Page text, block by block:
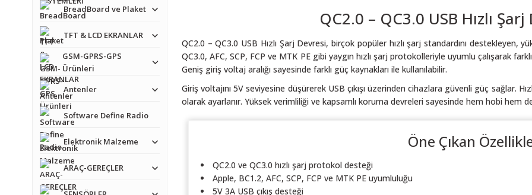
BreadBoard ve Plaket
TFT & LCD EKRANLAR
GSM-GPRS-GPS
Ürünleri
Antenler
Software Define Radio
Elektronik Malzeme
ARAÇ-GEREÇLER
QC2.0 – QC3.0 USB Hızlı
QC2.0 – QC3.0 USB Hızlı Şarj Devresi, birçok popüler hızlı şarj standardını
QC3.0, AFC, SCP, FCP ve MTK PE gibi yaygın hızlı şarj protokolleriyle uyumlu çalışarak
Geniş giriş voltaj aralığı sayesinde farklı güç kaynakları ile kullanılabilir.
Giriş voltajını 5V seviyesine düşürerek USB çıkışı üzerinden cihazlara güvenli güç sağlar.
olarak ayarlanır. Yüksek verimliliği ve kapsamlı koruma devreleri sayesinde hem hobi
Öne Çıkan
QC2.0 ve QC3.0 hızlı şarj protokol desteği
Apple, BC1.2, AFC, SCP, FCP ve MTK PE uyumluluğu
5V 3A USB çıkış desteği